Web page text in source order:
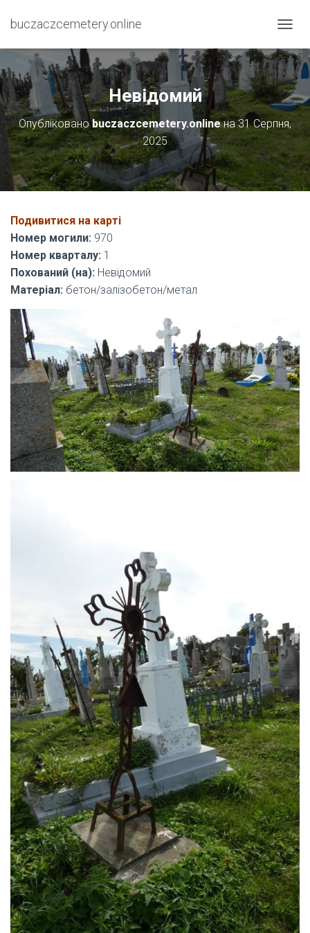
buczaczcemetery.online
Е
Р
Е
М
К
Н
У
Т
И
Н
В
Невідомий
Опублікованоbuczaczcemetery.onlineна31 Серпня,
2025
Подивитися на карті
Номер могили: 970
Номер кварталу: 1
Похований (на): Невідомий
Матеріал: бетон/залізобетон/метал